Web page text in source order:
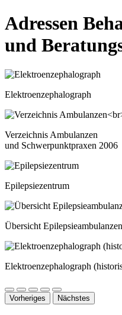
Adressen
und
Elektroenzephalograph
Verzeichnis Ambulanzen
und Schwerpunktpraxen 2006
Epilepsiezentrum
Übersicht
Elektroenzephalograph
Vorheriges Nächstes